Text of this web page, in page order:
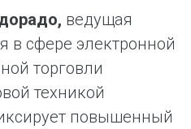
ведущая
в сфере электронной
торговли
техникой
повышенный